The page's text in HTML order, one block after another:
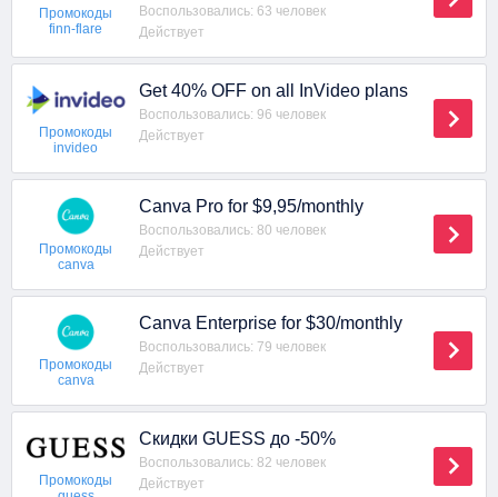
Промокоды
finn-flare
Воспользовались: 63 человек
Действует
Промокоды
invideo
Get 40% OFF on all InVideo plans
Воспользовались: 96 человек
Действует
Промокоды
canva
Canva Pro for $9,95/monthly
Воспользовались: 80 человек
Действует
Промокоды
canva
Canva Enterprise for $30/monthly
Воспользовались: 79 человек
Действует
Промокоды
Скидки GUESS до -50%
Воспользовались: 82 человек
Действует